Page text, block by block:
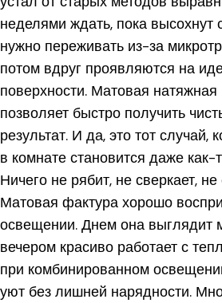
неделями ждать, пока высохнут
нужно переживать из-за
потом вдруг проявляются на
поверхности. Матовая натяжная
позволяет быстро получить
результат. И да, это тот случай,
в комнате становится даже как-
Ничего не рябит, не сверкает, не
Матовая фактура хорошо
освещении. Днем она выглядит
вечером красиво работает с
при комбинированном
уют без лишней нарядности.